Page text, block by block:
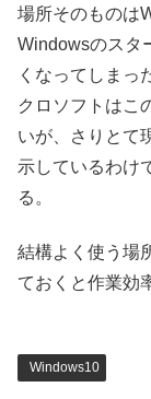
場所そのものは
Windowsのスタ
くなってしまっ
クロソフトはこ
いが、さりとて
示しているわけ
る。
結構よく使う場
ておくと作業効
Windows10